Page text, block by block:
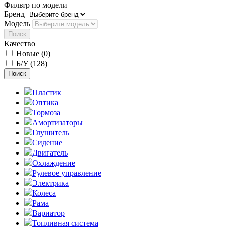
Фильтр по модели
Бренд
Модель
Поиск
Качество
Новые (0)
Б/У (128)
Поиск
Пластик
Оптика
Тормоза
Амортизаторы
Глушитель
Сидение
Двигатель
Охлаждение
Рулевое управление
Электрика
Колеса
Рама
Вариатор
Топливная система